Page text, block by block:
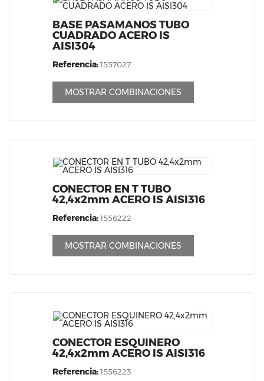
BASE PASAMANOS TUBO
CUADRADO ACERO IS
AISI304
Referencia:1557027
MOSTRAR COMBINACIONES
CONECTOR EN T TUBO
42,4x2mm ACERO IS AISI316
Referencia:1556222
MOSTRAR COMBINACIONES
CONECTOR ESQUINERO
42,4x2mm ACERO IS AISI316
Referencia:1556223